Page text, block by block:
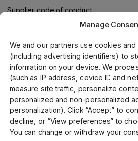
Manage
We and our partners use cookies and
(including advertising identifiers) to
information on your device. We
(such as IP address, device ID and
measure site traffic, personalize
personalized and non-personalized
personalization). Click “Accept” to
decline, or “View preferences” to
You can change or withdraw your
Supplier code of conduct
Om oss
Jens S. Transmissioner levererar
samarbete med världsledande
ledande position i Skandinavien, samt
och kundservice kan vi erbjuda ett
konkurrenskraftiga priser. Kund- och
produkter tillverkar vi i vår mekaniska
certifierade enligt ISO 9001, 14001 och